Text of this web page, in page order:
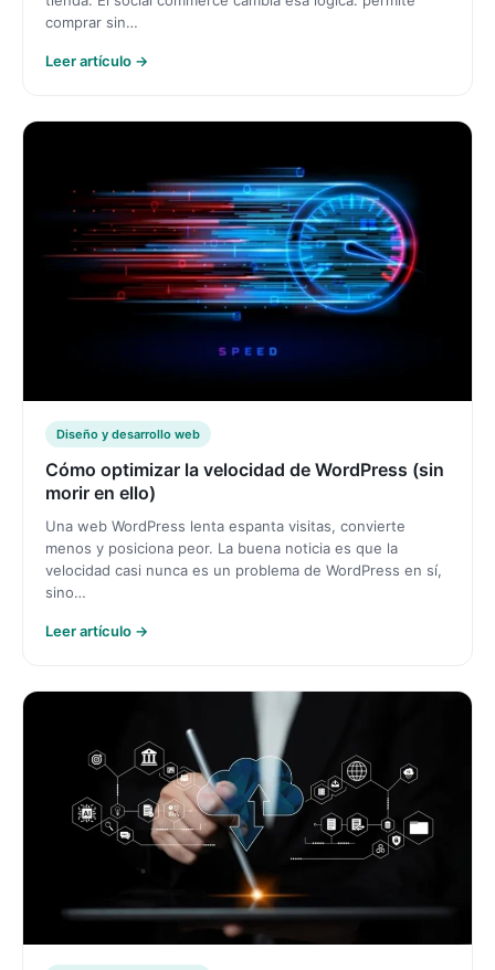
comprar sin…
Leer artículo →
Diseño y desarrollo web
Cómo optimizar la velocidad de WordPress (sin
morir en ello)
Una web WordPress lenta espanta visitas, convierte
menos y posiciona peor. La buena noticia es que la
velocidad casi nunca es un problema de WordPress en sí,
sino…
Leer artículo →